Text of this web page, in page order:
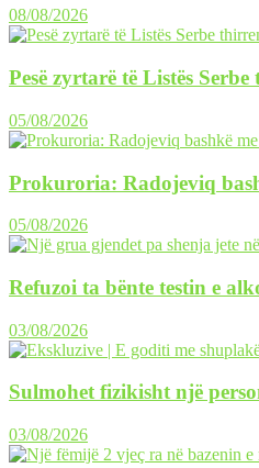
08/08/2026
Pesë zyrtarë të Listës
05/08/2026
Prokuroria: Radojeviq
05/08/2026
Refuzoi ta bënte testin e
03/08/2026
Sulmohet fizikisht një
03/08/2026